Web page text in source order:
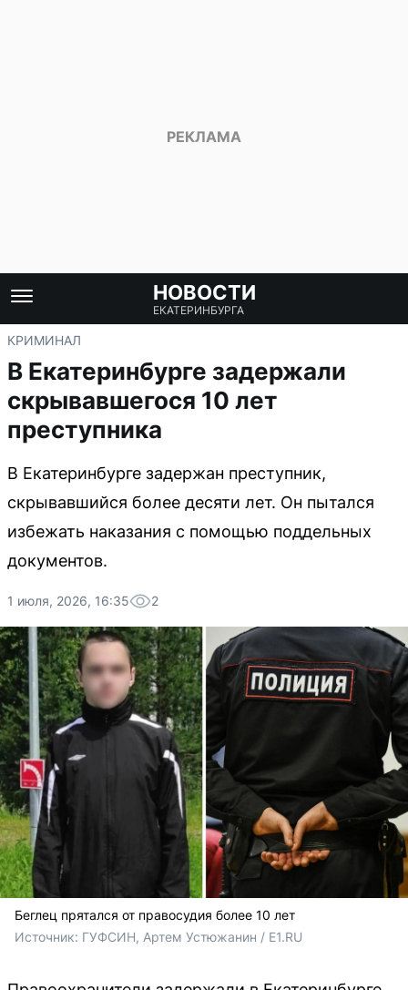
НОВОСТИ
ЕКАТЕРИНБУРГА
КРИМИНАЛ
В Екатеринбурге задержали
скрывавшегося 10 лет
преступника
В Екатеринбурге задержан преступник,
скрывавшийся более десяти лет. Он пытался
избежать наказания с помощью поддельных
документов.
1 июля, 2026, 16:35 2
Беглец прятался от правосудия более 10 лет
Источник: ГУФСИН, Артем Устюжанин / E1.RU